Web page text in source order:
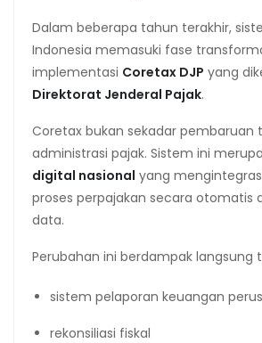
Dalam beberapa tahun terakhir,
Indonesia memasuki fase
implementasi Coretax DJP yang
Direktorat Jenderal Pajak.
Coretax bukan sekadar pembaruan
administrasi pajak. Sistem ini
digital nasional yang
proses perpajakan secara otomatis
data.
Perubahan ini berdampak langsung
sistem pelaporan keuangan
rekonsiliasi fiskal